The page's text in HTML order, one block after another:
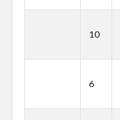
10
6